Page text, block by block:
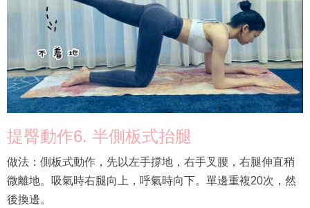
提臀動作6. 半側板式抬腿
做法：側板式動作，先以左手撐地，右手叉腰，右腿伸直稍
微離地。吸氣時右腿向上，呼氣時向下。單邊重複20次，然
後換邊。